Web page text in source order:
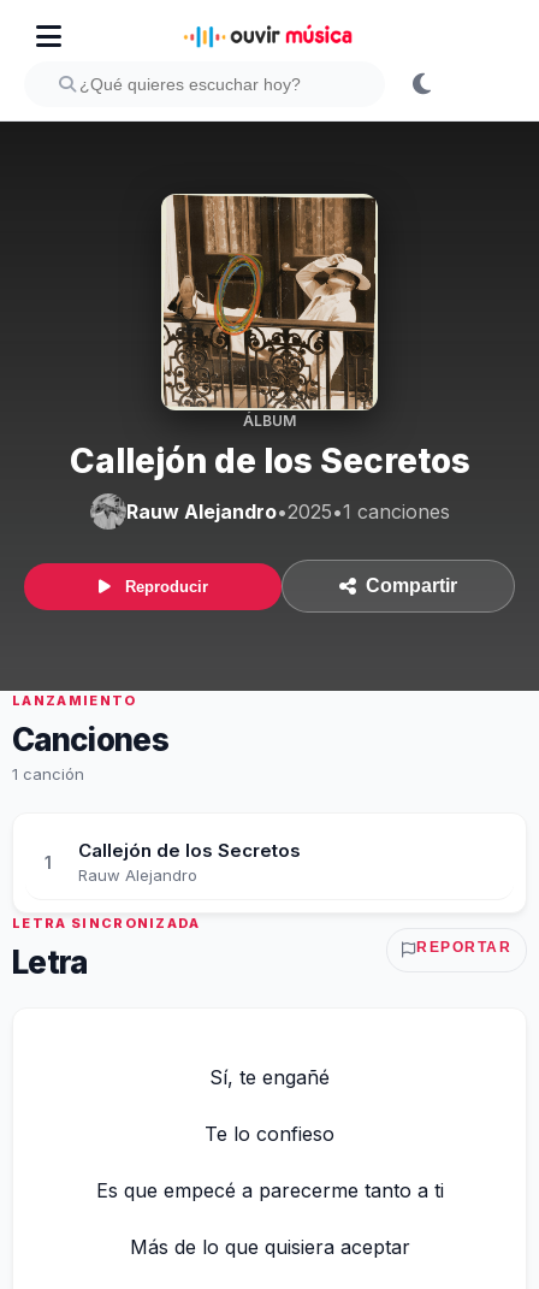
ÁLBUM
Callejón de los Secretos
Rauw Alejandro•2025•1 canciones
Reproducir Compartir
LANZAMIENTO
Canciones
1 canción
1
Callejón de los Secretos
Rauw Alejandro
LETRA SINCRONIZADA
Letra REPORTAR
Sí, te engañé
Te lo confieso
Es que empecé a parecerme tanto a ti
Más de lo que quisiera aceptar